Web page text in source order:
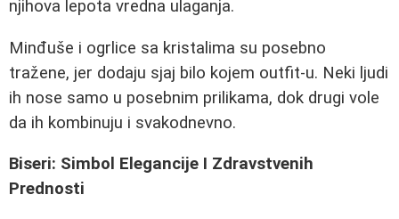
njihova lepota vredna ulaganja.
Minđuše i ogrlice sa kristalima su posebno
tražene, jer dodaju sjaj bilo kojem outfit-u. Neki ljudi
ih nose samo u posebnim prilikama, dok drugi vole
da ih kombinuju i svakodnevno.
Biseri: Simbol Elegancije I Zdravstvenih
Prednosti